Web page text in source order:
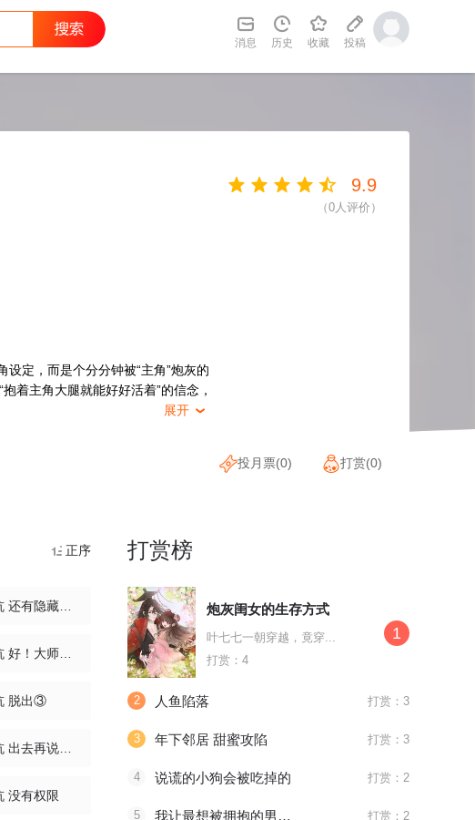
消息 历史 收藏 投稿
定，而是个分分钟被“主角”炮灰的
着主角大腿就能好好活着”的信念，
展开 
9.9
（0人评价）
投月票(0) 打赏(0)
正序
脱出③
没有权限
打赏榜
炮灰闺女的生存方式
叶七七一朝穿越，竟穿...
打赏：4
1
2 人鱼陷落 打赏：3
3 年下邻居 甜蜜攻陷 打赏：3
4 说谎的小狗会被吃掉的 打赏：2
5 我让最想被拥抱的男人给威胁了 打赏：2